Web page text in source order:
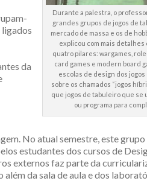
Durante a palestra, o
grandes grupos de jogos de
mercado de massa e os de
explicou com mais detalhes
quatro pilares: wargames,
card games e modern board
escolas de design dos
sobre os chamados “jogos
que jogos de tabuleiro que se
ou programa para
da
No atual semestre, este
estudantes dos cursos de
externos faz parte da
da sala de aula e dos